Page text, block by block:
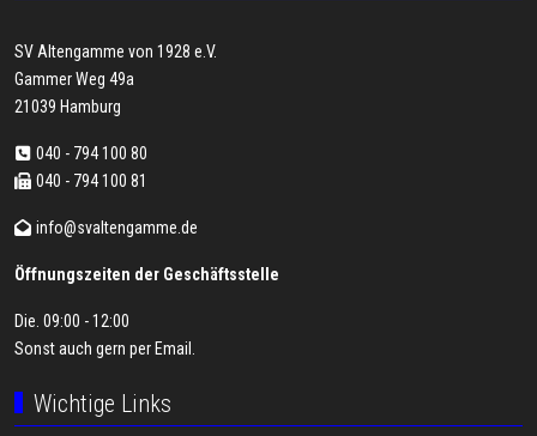
SV Altengamme von 1928 e.V.
Gammer Weg 49a
21039 Hamburg
040 - 794 100 80
040 - 794 100 81
info@svaltengamme.de
Öffnungszeiten der Geschäftsstelle
Die. 09:00 - 12:00
Sonst auch gern perEmail
Wichtige Links